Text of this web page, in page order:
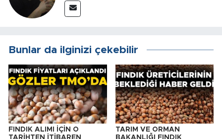
Bunlar da ilginizi çekebilir
FINDIK ALIMI İÇİN O
TARİHTEN İTİBAREN
TARIM VE ORMAN
BAKANLIĞI FINDIK